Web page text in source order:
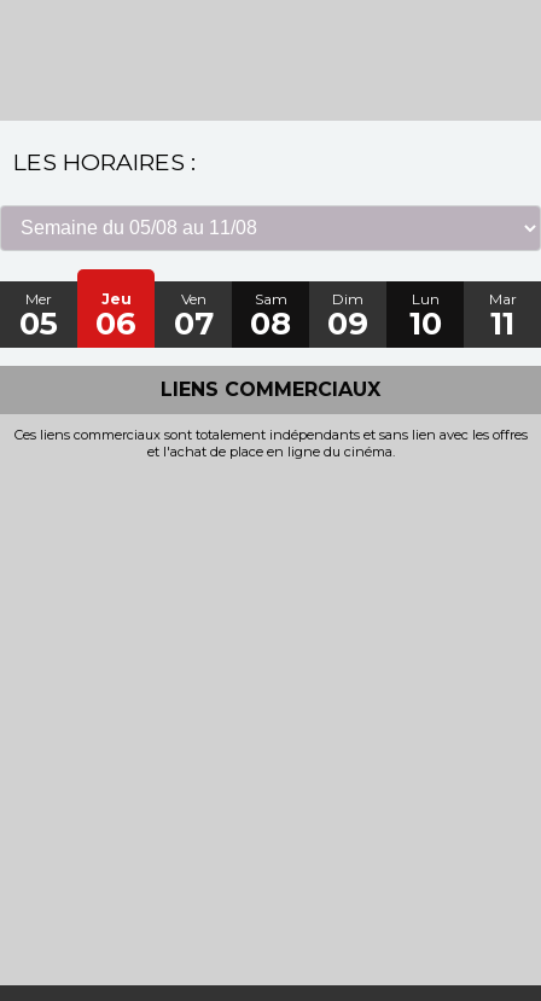
LES HORAIRES :
Mer
05
Jeu
06
Ven
07
Sam
08
Dim
09
Lun
10
Mar
11
LIENS COMMERCIAUX
Ces liens commerciaux sont totalement indépendants et sans lien avec les offres
et l'achat de place en ligne du cinéma.